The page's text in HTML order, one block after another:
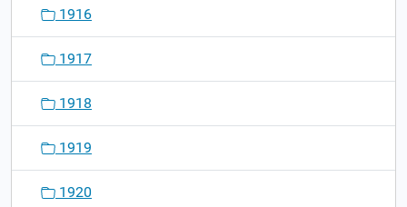
1916
1917
1918
1919
1920